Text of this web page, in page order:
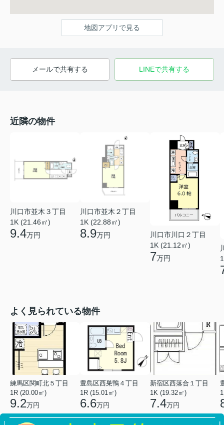
地図アプリで見る
メールで共有する LINEで共有する
近隣の物件
川口市並木３丁目
1K (21.46㎡)
9.4万円
川口市並木２丁目
1K (22.88㎡)
8.9万円
川口市川口２丁目
1K (21.12㎡)
7万円
よく見られている物件
練馬区関町北５丁目
1R (20.00㎡)
9.2万円
豊島区西巣鴨４丁目
1R (15.01㎡)
6.6万円
新宿区西落合１丁目
1K (19.32㎡)
7.4万円